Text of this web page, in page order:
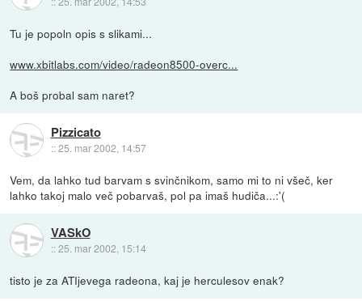
Tu je popoln opis s slikami...
www.xbitlabs.com/video/radeon8500-overc...
A boš probal sam naret?
Pizzicato
::25. mar 2002, 14:57
Vem, da lahko tud barvam s svinčnikom, samo mi to ni všeč, ker
lahko takoj malo več pobarvaš, pol pa imaš hudiča...:'(
VASkO
::25. mar 2002, 15:14
tisto je za ATIjevega radeona, kaj je herculesov enak?